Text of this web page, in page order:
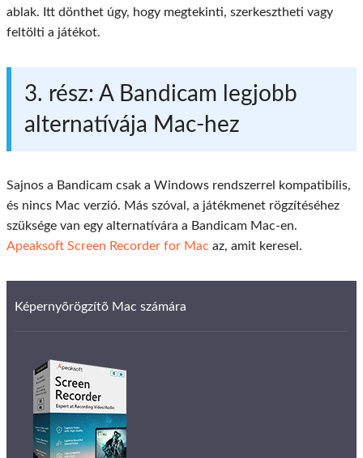
ablak. Itt dönthet úgy, hogy megtekinti, szerkesztheti vagy
feltölti a játékot.
3. rész: A Bandicam legjobb
alternatívája Mac-hez
Sajnos a Bandicam csak a Windows rendszerrel kompatibilis,
és nincs Mac verzió. Más szóval, a játékmenet rögzítéséhez
szüksége van egy alternatívára a Bandicam Mac-en.
Apeaksoft Screen Recorder for Mac az, amit keresel.
Képernyõrögzítõ Mac számára